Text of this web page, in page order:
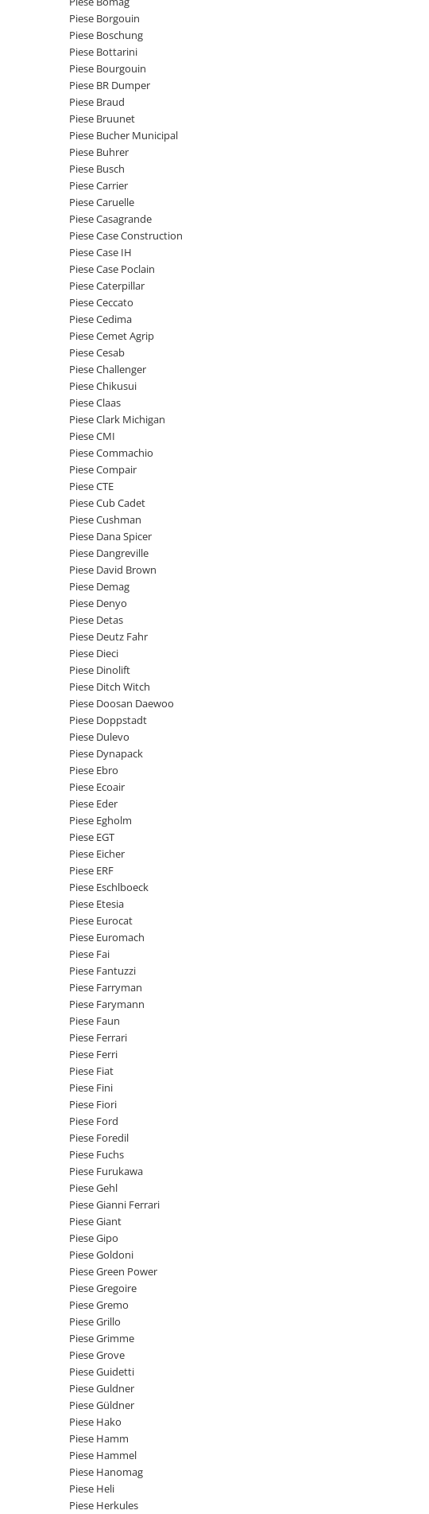
Vaporizatoare
Radiatoare AC
Piese frana
Discuri de frana
Placute de frana
Pompa de frana - cilindru de frana
Frana utilaje
Supapa franare
Kit reparatii
Cabluri frana
Rezervor lichid de frana
Lichid de frana
Antigel frane
Piese fara categorie
Garnituri utilaje
Abtibilduri - Etichete
Piese electrice
Cabluri si mufe
Mufe si pini
Piese contact
Contactor 12V
Contactoare 24V
Contactoare 48V
Motoare electrice
Placa electronica
Contact general - Ciuperca
Becuri indicatoare
Potentiometre
Senzori de unghi
Bobina solenoid
Bobina 24V
Senzor presiune ulei
Senzori temperatura ulei
Senzori suprasarcina
Senzori proximitate
Senzori de viteza
Senzori stabilizare
Senzori de viraj
Senzori de inclinatie
Senzor temperatura apa
Burduf pentru intrerupator
Contact 2 pozitii
Contact 3 pozitii
Contact 4 pozitii
Selector 2 pozitii
Selector 3 pozitii
Intrerupator basculant 2 pozitii
Intrerupator 3 pozitii
Modul electronic
Lampi spate
Microintrerupator
Senzori utilaje
Calculatoare utilaje
Electrovalva - electroventil - electro
Bobina 12V
Senzor de vant - anemometru
Intrerupator 4 pozitii
Bobina 10V
Bobina 20V
Lampi semnalizare
Piese Kaeser
Piese Wacker Neuson
Piese David Brown
Piese Mc Cormick
Piese Lamborghini
Piese Same
Piese Renault
Piese Hurlimann
Piese Zetor
Piese Weidemann
Piese Sennebogen
Piese Timberjack
Piese Valmet Valtra
Piese Vogele
Piese Yuchai
Piese Zeppelin
Piese Schaeff
Piese Putzmeister
Piese Mitsubishi
Piese Matbro
Piese Lindner
Piese Kramer
Piese Kaiser
Piese Jacobsen
Piese Ingersoll Rand
Piese Hanomag
Piese Hamm
Piese Goldoni
Piese Furukawa
Piese Ferrari
Piese Dynapack
Piese Compair
Piese Cesab
Piese Case Construction
Piese Case Poclain
Piese Bomag
Piese Bobard
Piese Barthoud
Piese Baretta
Piese Benford
Piese Benati
Piese Belarus
Piese Baumann
Piese Barford
Piese Antonio Carraro
Piese Ammann
Piese Ahlmann
Piese SDMO
Piese Doosan Daewoo
Piese Agritalia - Carraro
Piese Doppstadt
Piese Kalmar
Piese Klemm
Piese Lansing Bagnall
Piese Laupetre
Piese Borgouin
Piese Boschung
Piese Bottarini
Piese Bourgouin
Piese BR Dumper
Piese Braud
Piese Bruunet
Piese Bucher Municipal
Piese Buhrer
Piese Busch
Piese Carrier
Piese Caruelle
Piese Casagrande
Piese Case Construction
Piese Case IH
Piese Case Poclain
Piese Caterpillar
Piese Ceccato
Piese Cedima
Piese Cemet Agrip
Piese Cesab
Piese Challenger
Piese Chikusui
Piese Claas
Piese Clark Michigan
Piese CMI
Piese Commachio
Piese Compair
Piese CTE
Piese Cub Cadet
Piese Cushman
Piese Dana Spicer
Piese Dangreville
Piese David Brown
Piese Demag
Piese Denyo
Piese Detas
Piese Deutz Fahr
Piese Dieci
Piese Dinolift
Piese Ditch Witch
Piese Doosan Daewoo
Piese Doppstadt
Piese Dulevo
Piese Dynapack
Piese Ebro
Piese Ecoair
Piese Eder
Piese Egholm
Piese EGT
Piese Eicher
Piese ERF
Piese Eschlboeck
Piese Etesia
Piese Eurocat
Piese Euromach
Piese Fai
Piese Fantuzzi
Piese Farryman
Piese Farymann
Piese Faun
Piese Ferrari
Piese Ferri
Piese Fiat
Piese Fini
Piese Fiori
Piese Ford
Piese Foredil
Piese Fuchs
Piese Furukawa
Piese Gehl
Piese Gianni Ferrari
Piese Giant
Piese Gipo
Piese Goldoni
Piese Green Power
Piese Gregoire
Piese Gremo
Piese Grillo
Piese Grimme
Piese Grove
Piese Guidetti
Piese Guldner
Piese Güldner
Piese Hako
Piese Hamm
Piese Hammel
Piese Hanomag
Piese Heli
Piese Herkules